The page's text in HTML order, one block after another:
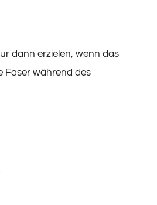
dann erzielen, wenn das
Faser während des